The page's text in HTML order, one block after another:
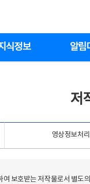
식정보 알림
저
영상정보처
보호받는 저작물로서 별